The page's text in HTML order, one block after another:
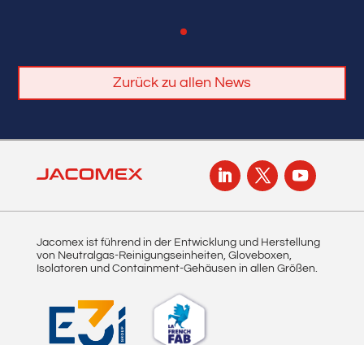
Zurück zu allen News
Jacomex ist führend in der Entwicklung und Herstellung
von Neutralgas-Reinigungseinheiten, Gloveboxen,
Isolatoren und Containment-Gehäusen in allen Größen.